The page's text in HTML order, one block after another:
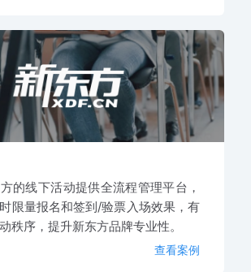
的线下活动提供全流程管理平台，
限量报名和签到/验票入场效果，有
秩序，提升新东方品牌专业性。
查看案例